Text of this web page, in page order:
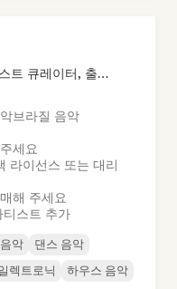
레이블, 멘토, 플레이리스트 큐레이터, 출판사, 싱크 슈퍼바이저
브라질 음악
세요
라이선스 또는 대리
해 주세요
티스트 추가
악
댄스 음악
렉트로닉 하우스 음악